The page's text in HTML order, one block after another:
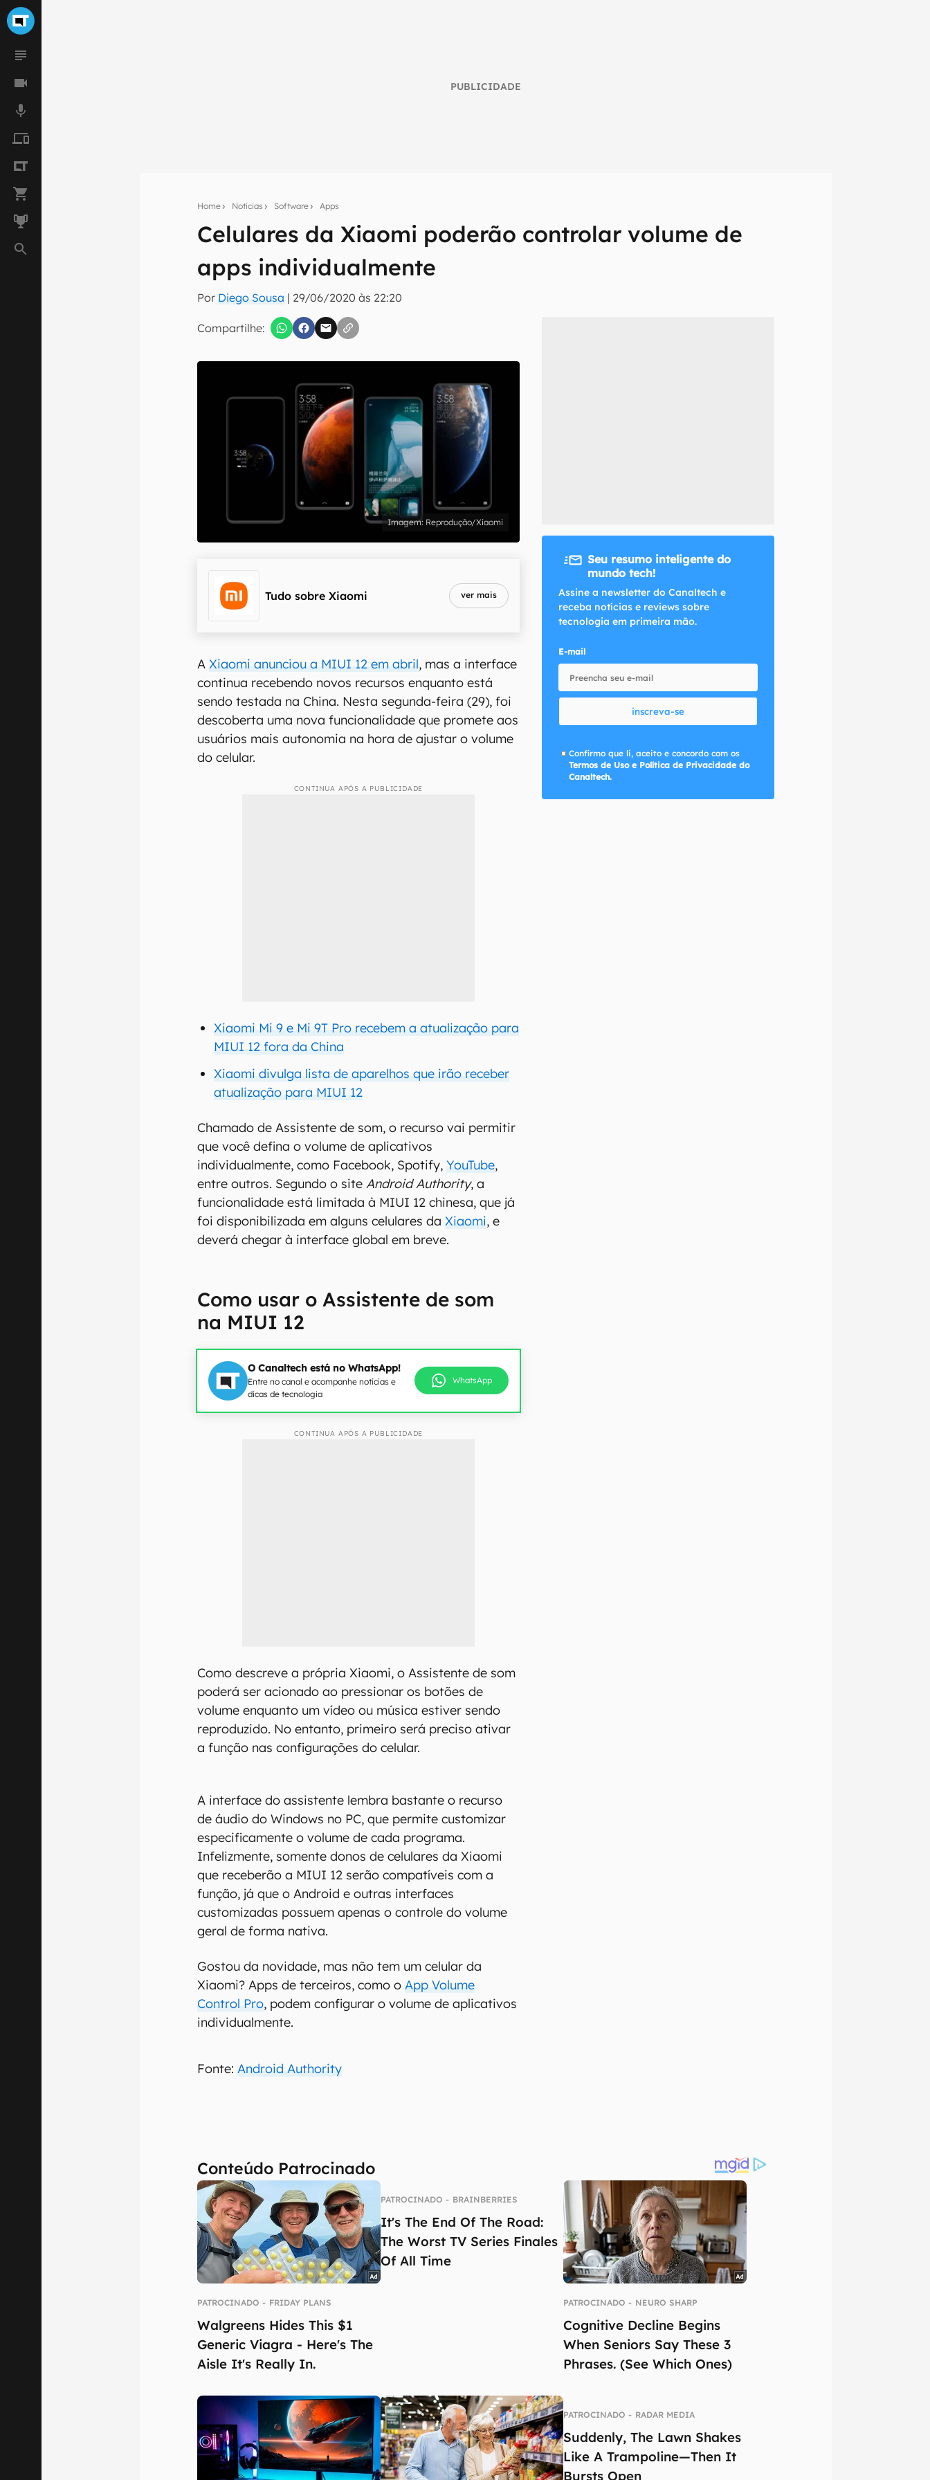
PUBLICIDADE
Home Notícias Software Apps
Celulares da Xiaomi poderão controlar volume de
apps individualmente
Por Diego Sousa | 29/06/2020 às 22:20
Compartilhe:
Seu resumo inteligente do mundo tech!
Assine a newsletter do Canaltech e receba notícias e reviews sobre tecnologia em primeira
Confirmo que li, aceito e concordo com os Termos de Uso e Política de Privacidade do Canaltech.
Reprodução/Xiaomi
Tudo sobre Xiaomi ver mais
AXiaomi anunciou a MIUI 12 em abril, mas a interface
continua recebendo novos recursos enquanto está
sendo testada na China. Nesta segunda-feira (29), foi
descoberta uma nova funcionalidade que promete aos
usuários mais autonomia na hora de ajustar o volume
do celular.
CONTINUA APÓS A PUBLICIDADE
Xiaomi Mi 9 e Mi 9T Pro recebem a atualização para
MIUI 12 fora da China
Xiaomi divulga lista de aparelhos que irão receber
atualização para MIUI 12
Chamado de Assistente de som, o recurso vai permitir
que você defina o volume de aplicativos
individualmente, como Facebook, Spotify,YouTube,
entre outros. Segundo o siteAndroid Authority, a
funcionalidade está limitada à MIUI 12 chinesa, que já
foi disponibilizada em alguns celulares daXiaomi, e
deverá chegar à interface global em breve.
Como usar o Assistente de som
na MIUI 12
O Canaltech está no WhatsApp!
Entre no canal e acompanhe notícias e
dicas de tecnologia
WhatsApp
CONTINUA APÓS A PUBLICIDADE
Como descreve a própria Xiaomi, o Assistente de som
poderá ser acionado ao pressionar os botões de
volume enquanto um vídeo ou música estiver sendo
reproduzido. No entanto, primeiro será preciso ativar
a função nas configurações do celular.
A interface do assistente lembra bastante o recurso
de áudio do Windows no PC, que permite customizar
especificamente o volume de cada programa.
Infelizmente, somente donos de celulares da Xiaomi
que receberão a MIUI 12 serão compatíveis com a
função, já que o Android e outras interfaces
customizadas possuem apenas o controle do volume
geral de forma nativa.
Gostou da novidade, mas não tem um celular da
Xiaomi? Apps de terceiros, como oApp Volume
Control Pro, podem configurar o volume de aplicativos
individualmente.
Fonte:Android Authority
Seu resumo inteligente do
mundo tech!
Assine a newsletter do Canaltech e
receba notícias e reviews sobre
tecnologia em primeira mão.
E-mail
inscreva-se
Confirmo que li, aceito e concordo com os
Termos de Uso e Política de Privacidade do
Canaltech.